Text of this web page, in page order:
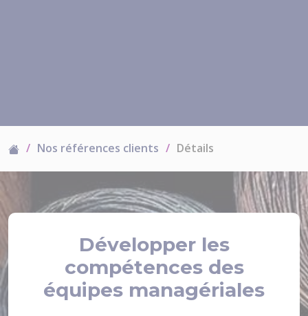
Nos références clients Détails
Développer les
compétences des
équipes managériales